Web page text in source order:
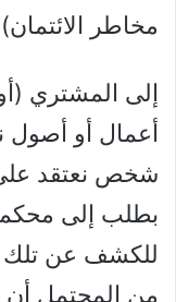
مخاطر
إلى المشتري
أعمال أو أصول
شخص نعتقد
بطلب إلى
للكشف عن تلك
من المحتمل أن